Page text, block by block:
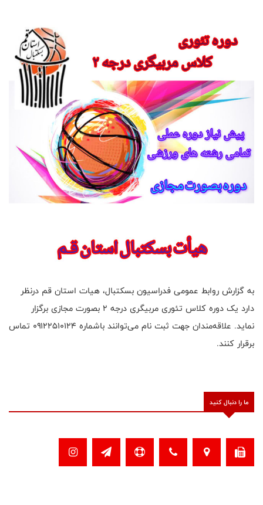
به گزارش روابط عمومی فدراسیون بسکتبال، هیات استان قم درنظر
دارد یک دوره کلاس تئوری مربیگری درجه 2 بصورت مجازی برگزار
نماید. علاقه‌مندان جهت ثبت نام می‌توانند باشماره ۰۹۱۲۲۵۱۰۱۲۴ تماس
برقرار کنند.
ما را دنبال کنید